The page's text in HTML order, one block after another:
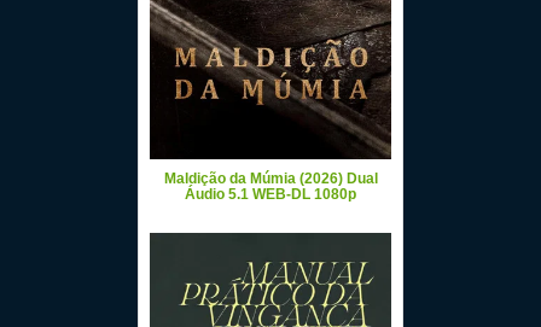
Maldição da Múmia (2026) Dual
Áudio 5.1 WEB-DL 1080p